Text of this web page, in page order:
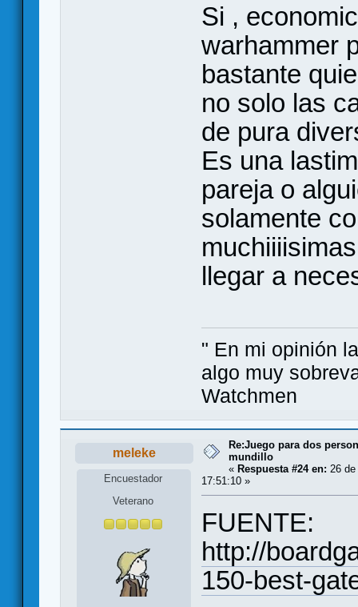
Si ,
warhammer
bastante
no solo las
de pura
Es una
pareja o
solamente
llegar a
" En mi opinión
algo muy
Watchmen
meleke
Encuestador
Veterano
Re:Juego para dos
mundillo
« Respuesta #24 en: 26
17:51:10 »
FUENTE:
http://
150-best-